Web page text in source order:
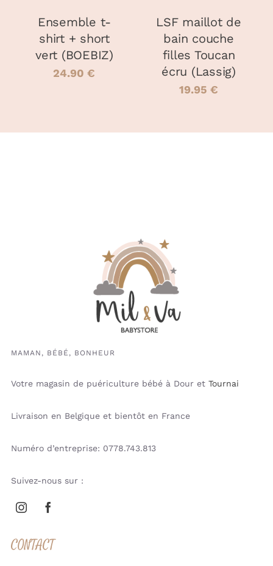
PEUVENT
ÊTRE
CHOISIES
SUR
LA
Ensemble t-
shirt + short
vert (BOEBIZ)
24.90€
PEUVENT
ÊTRE
CHOISIES
SUR
LA
PAGE
DU
LSF maillot de
bain couche
filles Toucan
écru (Lassig)
19.95 €
MAMAN, BÉBÉ, BONHEUR
Votre magasin de puériculture bébé à Dour et Tournai
Livraison en Belgique et bientôt en France
Numéro d’entreprise: 0778.743.813
Suivez-nous sur :
CONTACT